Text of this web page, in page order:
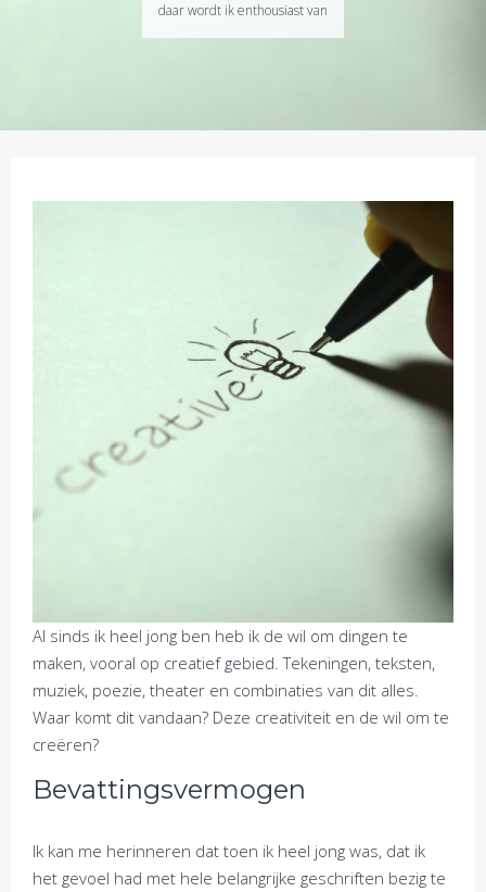
daar wordt ik enthousiast van
Al sinds ik heel jong ben heb ik de wil om dingen te
maken, vooral op creatief gebied. Tekeningen, teksten,
muziek, poezie, theater en combinaties van dit alles.
Waar komt dit vandaan? Deze creativiteit en de wil om te
creëren?
Bevattingsvermogen
Ik kan me herinneren dat toen ik heel jong was, dat ik
het gevoel had met hele belangrijke geschriften bezig te